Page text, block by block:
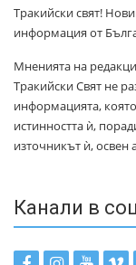
Тракийски свят!
информация от
Мненията на
Тракийски Свят не
информацията,
истинността ѝ,
източникът ѝ, освен
Канали в